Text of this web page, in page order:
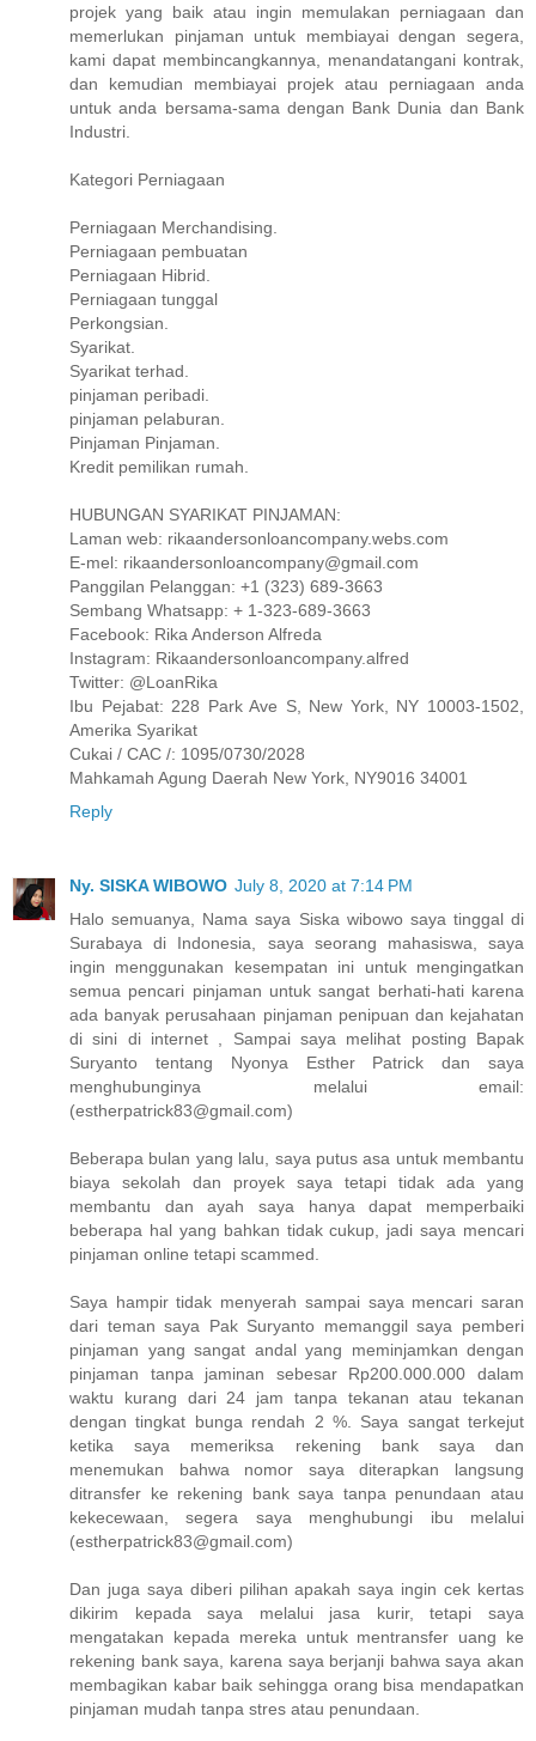
projek yang baik atau ingin memulakan perniagaan dan
memerlukan pinjaman untuk membiayai dengan segera,
kami dapat membincangkannya, menandatangani kontrak,
dan kemudian membiayai projek atau perniagaan anda
untuk anda bersama-sama dengan Bank Dunia dan Bank
Industri.
Kategori Perniagaan
Perniagaan Merchandising.
Perniagaan pembuatan
Perniagaan Hibrid.
Perniagaan tunggal
Perkongsian.
Syarikat.
Syarikat terhad.
pinjaman peribadi.
pinjaman pelaburan.
Pinjaman Pinjaman.
Kredit pemilikan rumah.
HUBUNGAN SYARIKAT PINJAMAN:
Laman web: rikaandersonloancompany.webs.com
E-mel: rikaandersonloancompany@gmail.com
Panggilan Pelanggan: +1 (323) 689-3663
Sembang Whatsapp: + 1-323-689-3663
Facebook: Rika Anderson Alfreda
Instagram: Rikaandersonloancompany.alfred
Twitter: @LoanRika
Ibu Pejabat: 228 Park Ave S, New York, NY 10003-1502,
Amerika Syarikat
Cukai / CAC /: 1095/0730/2028
Mahkamah Agung Daerah New York, NY9016 34001
Reply
Ny. SISKA WIBOWO July 8, 2020 at 7:14 PM
Halo semuanya, Nama saya Siska wibowo saya tinggal di
Surabaya di Indonesia, saya seorang mahasiswa, saya
ingin menggunakan kesempatan ini untuk mengingatkan
semua pencari pinjaman untuk sangat berhati-hati karena
ada banyak perusahaan pinjaman penipuan dan kejahatan
di sini di internet , Sampai saya melihat posting Bapak
Suryanto tentang Nyonya Esther Patrick dan saya
menghubunginya melalui email:
(estherpatrick83@gmail.com)
Beberapa bulan yang lalu, saya putus asa untuk membantu
biaya sekolah dan proyek saya tetapi tidak ada yang
membantu dan ayah saya hanya dapat memperbaiki
beberapa hal yang bahkan tidak cukup, jadi saya mencari
pinjaman online tetapi scammed.
Saya hampir tidak menyerah sampai saya mencari saran
dari teman saya Pak Suryanto memanggil saya pemberi
pinjaman yang sangat andal yang meminjamkan dengan
pinjaman tanpa jaminan sebesar Rp200.000.000 dalam
waktu kurang dari 24 jam tanpa tekanan atau tekanan
dengan tingkat bunga rendah 2 %. Saya sangat terkejut
ketika saya memeriksa rekening bank saya dan
menemukan bahwa nomor saya diterapkan langsung
ditransfer ke rekening bank saya tanpa penundaan atau
kekecewaan, segera saya menghubungi ibu melalui
(estherpatrick83@gmail.com)
Dan juga saya diberi pilihan apakah saya ingin cek kertas
dikirim kepada saya melalui jasa kurir, tetapi saya
mengatakan kepada mereka untuk mentransfer uang ke
rekening bank saya, karena saya berjanji bahwa saya akan
membagikan kabar baik sehingga orang bisa mendapatkan
pinjaman mudah tanpa stres atau penundaan.